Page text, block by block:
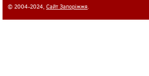
© 2004-2024, Сайт Запоріжжя.